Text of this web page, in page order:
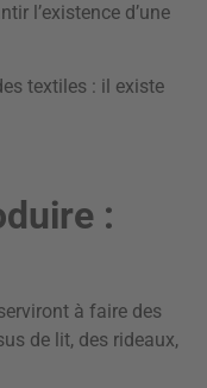
l’existence d’une
textiles : il existe
:
à faire des
de lit, des rideaux,